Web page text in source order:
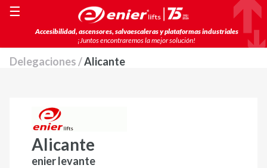
Accesibilidad, ascensores, salvaescaleras y plataformas industriales
¡Juntos encontraremos la mejor solución!
☰
Delegaciones /Alicante
Alicante
enier levante